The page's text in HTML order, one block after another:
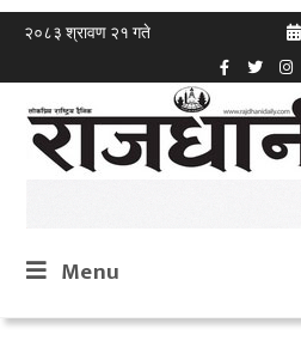
२०८३ श्रावण २१ गते
Menu